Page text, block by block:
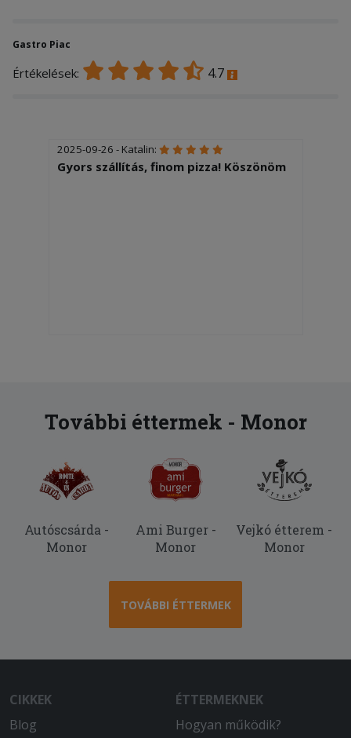
Gastro Piac
Értékelések: 4.7
2025-09-26 - Katalin:
Gyors szállítás, finom pizza! Köszönöm
További éttermek - Monor
Autóscsárda -
Monor
Ami Burger -
Monor
Vejkó étterem -
Monor
TOVÁBBI ÉTTERMEK
CIKKEK
Blog
ÉTTERMEKNEK
Hogyan működik?